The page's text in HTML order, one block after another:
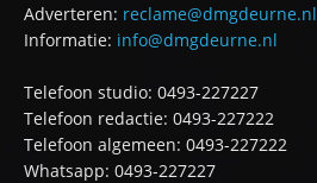
Adverteren: reclame@dmgdeurne.nl
Informatie: info@dmgdeurne.nl
Telefoon studio: 0493-227227
Telefoon redactie: 0493-227222
Telefoon algemeen: 0493-227222
Whatsapp: 0493-227227